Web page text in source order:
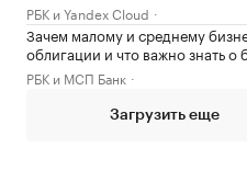
РБК и Yandex Cloud
Зачем малому и среднему
облигации и что важно знать о
РБК и МСП Банк
Загрузить еще